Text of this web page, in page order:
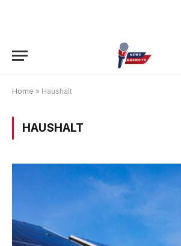
Home » Haushalt
HAUSHALT